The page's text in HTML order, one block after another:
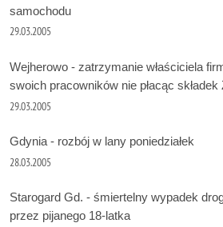
samochodu
29.03.2005
Wejherowo - zatrzymanie właściciela
swoich pracowników nie płacąc składek
29.03.2005
Gdynia - rozbój w lany poniedziałek
28.03.2005
Starogard Gd. - śmiertelny wypadek
przez pijanego 18-latka